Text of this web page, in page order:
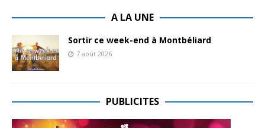
A LA UNE
Sortir ce week-end à Montbéliard
7 août 2026
PUBLICITES